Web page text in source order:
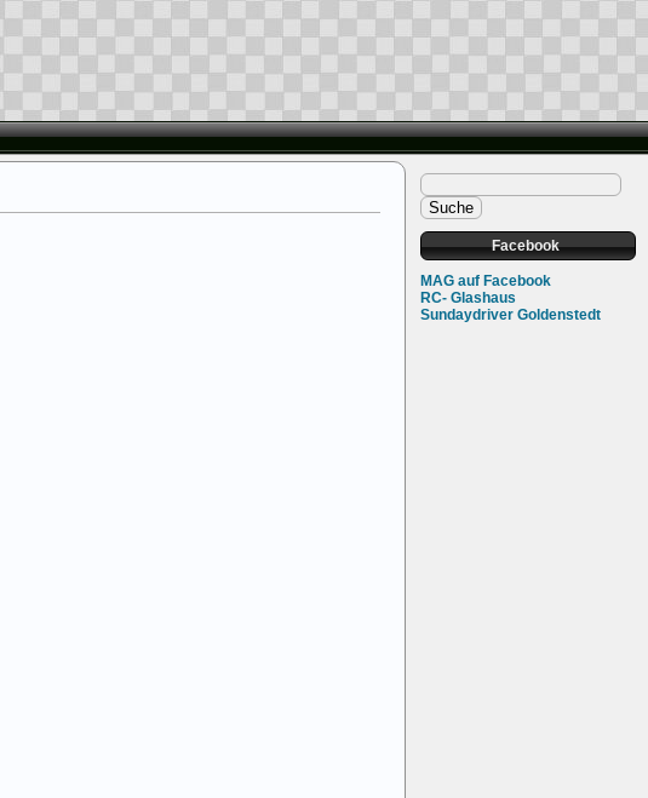
Facebook
MAG auf Facebook
RC- Glashaus
Sundaydriver Goldenstedt